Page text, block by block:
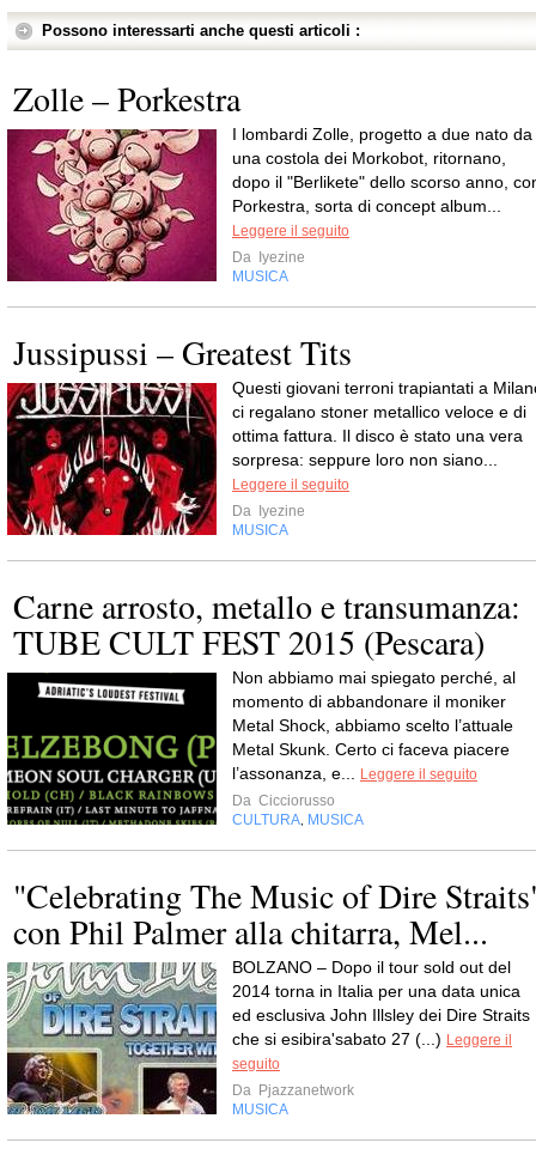
Possono interessarti anche questi articoli :
Zolle – Porkestra
I lombardi Zolle, progetto a due nato da
una costola dei Morkobot, ritornano,
dopo il "Berlikete" dello scorso anno,
Porkestra, sorta di concept album...
Leggere il seguito
Da
Iyezine
MUSICA
Jussipussi – Greatest Tits
Questi giovani terroni trapiantati a
ci regalano stoner metallico veloce e di
ottima fattura. Il disco è stato una vera
sorpresa: seppure loro non siano...
Leggere il seguito
Da
Iyezine
MUSICA
Carne arrosto, metallo e transumanza:
TUBE CULT FEST 2015 (Pescara)
Non abbiamo mai spiegato perché, al
momento di abbandonare il moniker
Metal Shock, abbiamo scelto l’attuale
Metal Skunk. Certo ci faceva piacere
l’assonanza, e...
Leggere il seguito
Da Cicciorusso
CULTURA MUSICA
"Celebrating The Music of Dire
con Phil Palmer alla chitarra, Mel...
BOLZANO – Dopo il tour sold out del
2014 torna in Italia per una data unica
ed esclusiva John Illsley dei Dire Straits
che si esibira'sabato 27 (...) Leggere il
seguito
Da Pjazzanetwork
MUSICA